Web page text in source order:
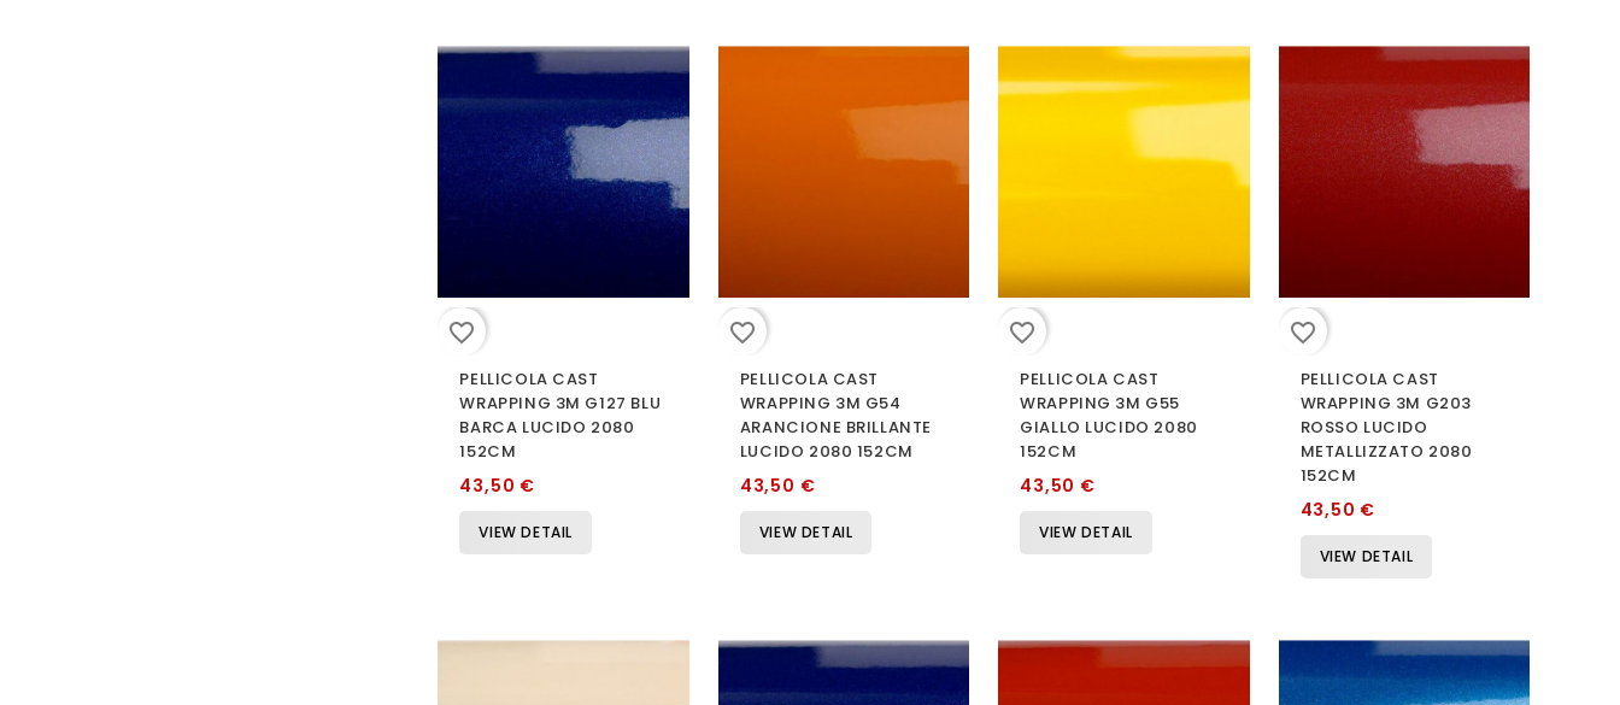
favorite_border
PELLICOLA CAST
WRAPPING 3M G127 BLU
BARCA LUCIDO 2080
152CM
43,50 €
VIEW DETAIL
favorite_border
PELLICOLA CAST
WRAPPING 3M G54
ARANCIONE BRILLANTE
LUCIDO 2080 152CM
43,50 €
VIEW DETAIL
favorite_border
PELLICOLA CAST
WRAPPING 3M G55
GIALLO LUCIDO 2080
152CM
43,50 €
VIEW DETAIL
favorite_border
PELLICOLA CAST
WRAPPING 3M G203
ROSSO LUCIDO
METALLIZZATO 2080
152CM
43,50 €
VIEW DETAIL